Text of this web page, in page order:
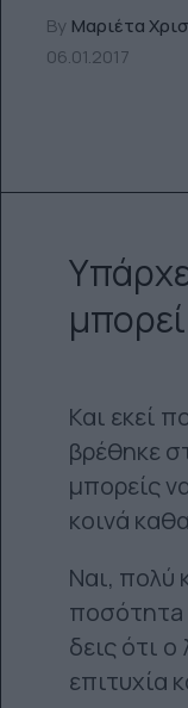
By Μαριέτα
06.01.2017
Και εκεί
βρέθηκε
μπορείς
κοινά
Ναι, πολύ
ποσότητa
δεις ότι
επιτυχία